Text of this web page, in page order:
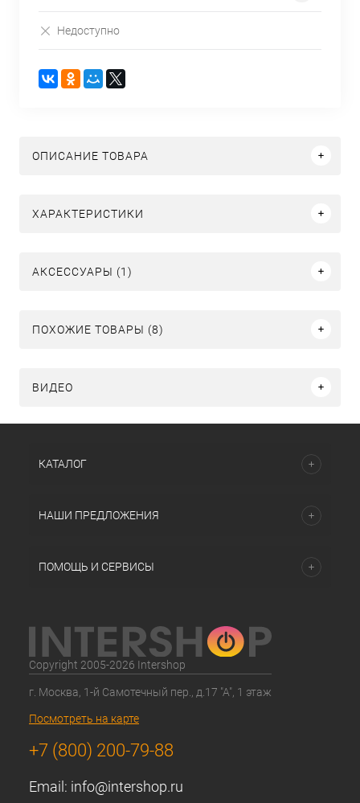
Недоступно
ОПИСАНИЕ ТОВАРА
ХАРАКТЕРИСТИКИ
АКСЕССУАРЫ (1)
ПОХОЖИЕ ТОВАРЫ (8)
ВИДЕО
КАТАЛОГ
НАШИ ПРЕДЛОЖЕНИЯ
ПОМОЩЬ И СЕРВИСЫ
Copyright 2005-2026 Intershop
г. Москва, 1-й Самотечный пер., д.17 "А", 1 этаж
Посмотреть на карте
+7 (800) 200-79-88
Email: info@intershop.ru